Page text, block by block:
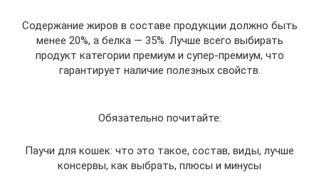
Содержание жиров в составе продукции должно быть
менее 20%, а белка — 35%. Лучше всего выбирать
продукт категории премиум и супер-премиум, что
гарантирует наличие полезных свойств.
Обязательно почитайте:
Паучи для кошек: что это такое, состав, виды, лучше
консервы, как выбрать, плюсы и минусы